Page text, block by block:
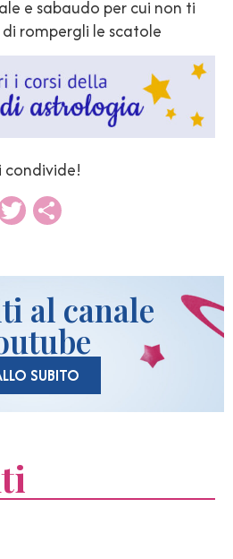
e sabaudo per cui non ti
rompergli le scatole
condivide!
Twitter
al canale
SUBITO